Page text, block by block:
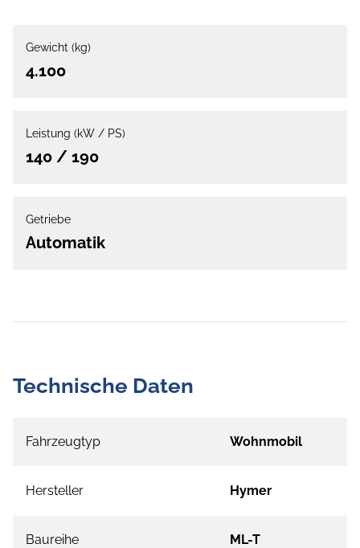
Gewicht (kg)
4.100
Leistung (kW / PS)
140 / 190
Getriebe
Automatik
Technische Daten
Fahrzeugtyp Wohnmobil
Hersteller Hymer
Baureihe ML-T